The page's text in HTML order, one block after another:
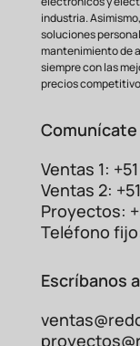
de
(HVAC), y
comercial.
potencia
luces.
industria.
soluciones
mantenimiento de
siempre con las
precios
Ventas 1: +51
Ventas 2:
Proyectos:
Teléfono
Escríbanos